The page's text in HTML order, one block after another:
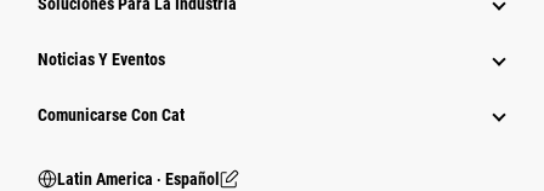
Noticias Y Eventos
Comunicarse Con Cat
Latin America ‧ Español